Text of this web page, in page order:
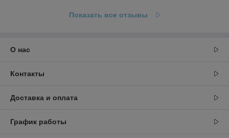
Показать все отзывы
О нас
Контакты
Доставка и оплата
График работы